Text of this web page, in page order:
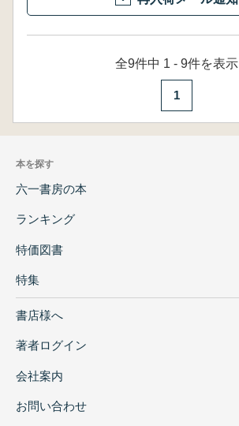
全9件中 1 - 9件を表示
1
本を探す
六一書房の本
ランキング
特価図書
特集
書店様へ
著者ログイン
会社案内
お問い合わせ